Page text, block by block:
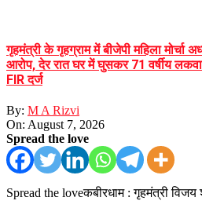
गृहमंत्री के गृहग्राम में बीजेपी महिला मोर्चा
आरोप, देर रात घर में घुसकर 71 वर्षीय
FIR दर्ज
By: M A Rizvi
On: August 7, 2026
Spread the love
Spread the loveकबीरधाम : गृहमंत्री विजय